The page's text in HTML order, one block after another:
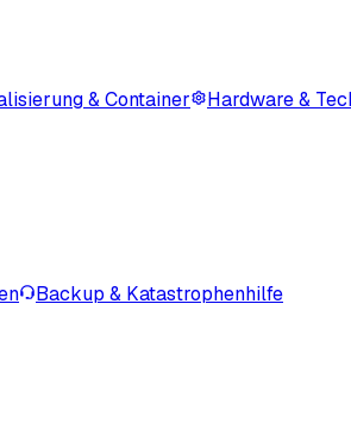
& Container
Hardware &
Backup & Katastrophenhilfe